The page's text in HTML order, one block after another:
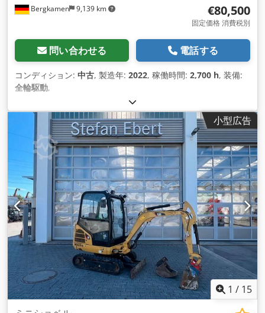
Bergkamen 9,139 km €80,500
固定価格 消費税別
問い合わせる 電話する
コンディション: 中古, 製造年: 2022, 稼働時間: 2,700 h, 装備:
全輪駆動,
小型広告
1 / 15